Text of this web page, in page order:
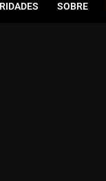
SOBRE